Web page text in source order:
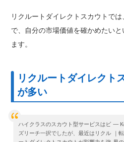
リクルートダイレクトスカウトで
で、自分の市場価値を確かめたい
ます。
リクルートダイレクト
が多い
ハイクラスのスカウト型サービスはビ
ズリーチ一択でしたが、最近はリクル
—
｜